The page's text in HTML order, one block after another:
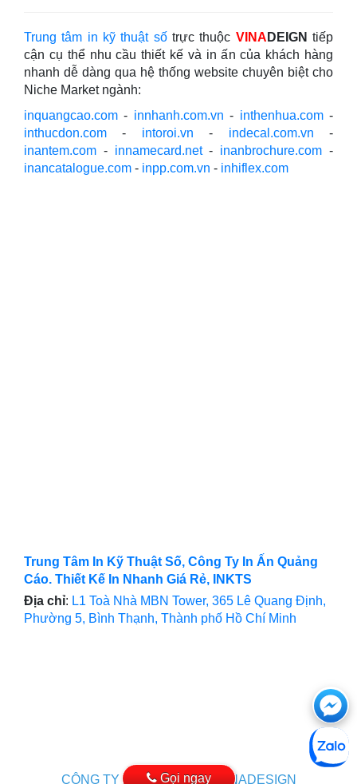
Trung tâm in kỹ thuật sốtrực thuộc VINA DEIGN tiếp
cận cụ thể nhu cầu thiết kế và in ấn của khách hàng
nhanh dễ dàng qua hệ thống website chuyên biệt cho
Niche Market ngành:
inquangcao.com - innhanh.com.vn - inthenhua.com-
inthucdon.com - intoroi.vn - indecal.com.vn -
inantem.com - innamecard.net- inanbrochure.com -
inancatalogue.com - inpp.com.vn - inhiflex.com
Trung Tâm In Kỹ Thuật Số, Công Ty In Ấn Quảng
Cáo. Thiết Kế In Nhanh Giá Rẻ, INKTS
Địa chỉ: L1 Toà Nhà MBN Tower, 365 Lê Quang Định,
Phường 5, Bình Thạnh, Thành phố Hồ Chí Minh
Gọi ngay
với
CÔNG TY THIẾT KẾ WEB VINADESIGN